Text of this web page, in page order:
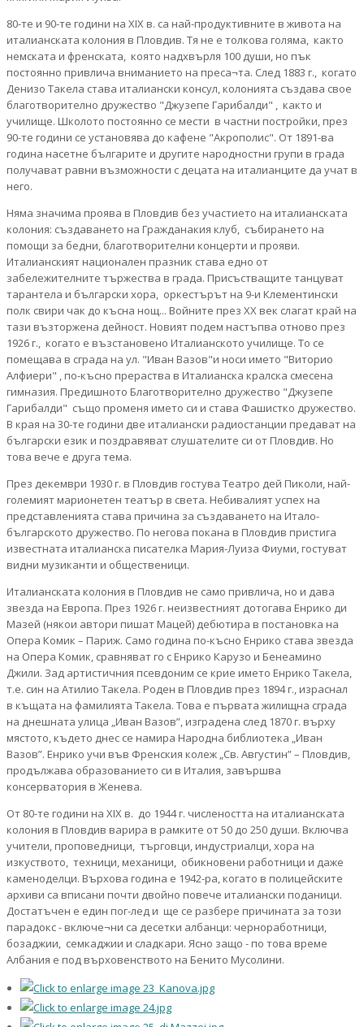
80-те и 90-те години на XIX в. са най-продуктивните в живота на
италианската колония в Пловдив. Тя не е толкова голяма, както
немската и френската, която надхвърля 100 души, но пък
постоянно привлича вниманието на преса¬та. След 1883 г., когато
Денизо Такела става италиански консул, колонията създава свое
благотворително дружество "Джузепе Гарибалди" , както и
училище. Школото постоянно се мести в частни постройки, през
90-те години се установява до кафене "Акрополис". От 1891-ва
година насетне българите и другите народностни групи в града
получават равни възможности с децата на италианците да учат в
него.
Няма значима проява в Пловдив без участието на италианската
колония: създаването на Гражданакия клуб, събирането на
помощи за бедни, благотворителни концерти и прояви.
Италианският национален празник става едно от
забележителните тържества в града. Присъстващите танцуват
тарантела и български хора, оркестърът на 9-и Клементински
полк свири чак до късна нощ... Войните през ХХ век слагат край на
тази възторжена дейност. Новият подем настъпва отново през
1926 г., когато е възстановено Италианското училище. То се
помещава в сграда на ул. "Иван Вазов"и носи името "Виторио
Алфиери" , по-късно прераства в Италианска кралска смесена
гимназия. Предишното Благотворително дружество "Джузепе
Гарибалди" също променя името си и става Фашистко дружество.
В края на 30-те години две италиански радиостанции предават на
български език и поздравяват слушателите си от Пловдив. Но
това вече е друга тема.
През декември 1930 г. в Пловдив гостува Театро дей Пиколи, най-
големият марионетен театър в света. Небивалият успех на
представленията става причина за създаването на Итало-
българското дружество. По негова покана в Пловдив пристига
известната италианска писателка Мария-Луиза Фиуми, гостуват
видни музиканти и общественици.
Италианската колония в Пловдив не само привлича, но и дава
звезда на Европа. През 1926 г. неизвестният дотогава Енрико ди
Мазей (някои автори пишат Мацей) дебютира в постановка на
Опера Комик – Париж. Само година по-късно Енрико става звезда
на Опера Комик, сравняват го с Енрико Карузо и Бенеамино
Джили. Зад артистичния псевдоним се крие името Енрико Такела,
т.е. син на Атилио Такела. Роден в Пловдив през 1894 г., израснал
в къщата на фамилията Такела. Това е първата жилищна сграда
на днешната улица „Иван Вазов”, изградена след 1870 г. върху
мястото, където днес се намира Народна библиотека „Иван
Вазов”. Енрико учи във Френския колеж „Св. Августин” – Пловдив,
продължава образованието си в Италия, завършва
консерватория в Женева.
От 80-те години на XIX в. до 1944 г. числеността на италианската
колония в Пловдив варира в рамките от 50 до 250 души. Включва
учители, проповедници, търговци, индустриалци, хора на
изкуството, техници, механици, обикновени работници и даже
каменоделци. Върхова година е 1942-ра, когато в полицейските
архиви са вписани почти двойно повече италиански поданици.
Достатъчен е един пог-лед и ще се разбере причината за този
парадокс - включе¬ни са десетки албанци: черноработници,
бозаджии, семкаджии и сладкари. Ясно защо - по това време
Албания е под върховенството на Бенито Мусолини.